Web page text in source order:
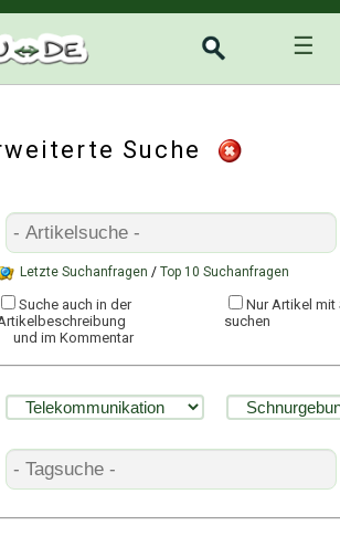
☰
Suche
Letzte Suchanfragen / Top 10 Suchanfragen
Suche auch in der
und im Kommentar
Nur Artikel
suchen